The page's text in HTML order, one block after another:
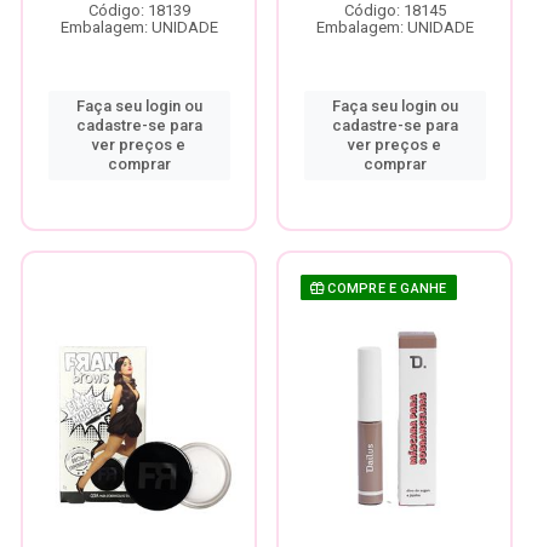
Código: 18139
Embalagem: UNIDADE
Faça seu login ou
cadastre-se para
ver preços e
comprar
Código: 18145
Embalagem: UNIDADE
Faça seu login ou
cadastre-se para
ver preços e
comprar
COMPRE E GANHE